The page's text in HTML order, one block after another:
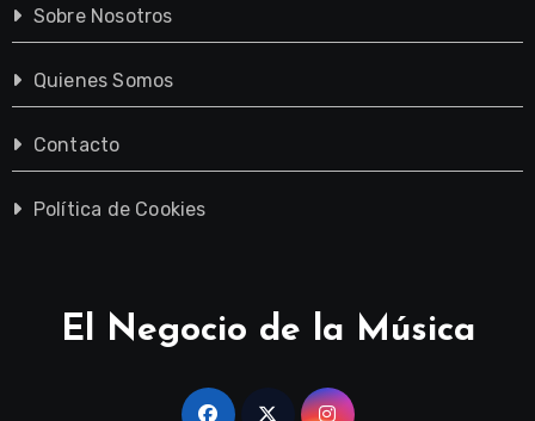
Sobre Nosotros
Quienes Somos
Contacto
Política de Cookies
El Negocio de la Música